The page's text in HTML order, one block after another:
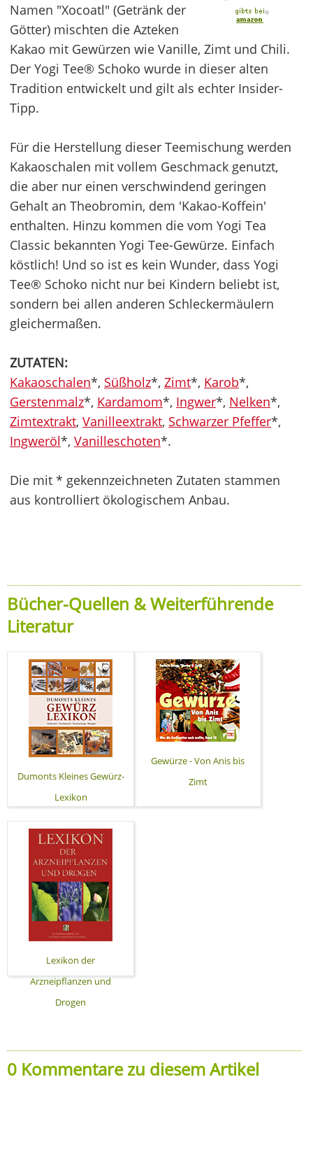
*
Namen "Xocoatl" (Getränk der
Götter) mischten die Azteken
Kakao mit Gewürzen wie Vanille, Zimt und Chili.
Der Yogi Tee® Schoko wurde in dieser alten
Tradition entwickelt und gilt als echter Insider-
Tipp.
Für die Herstellung dieser Teemischung werden
Kakaoschalen mit vollem Geschmack genutzt,
die aber nur einen verschwindend geringen
Gehalt an Theobromin, dem 'Kakao-Koffein'
enthalten. Hinzu kommen die vom Yogi Tea
Classic bekannten Yogi Tee-Gewürze. Einfach
köstlich! Und so ist es kein Wunder, dass Yogi
Tee® Schoko nicht nur bei Kindern beliebt ist,
sondern bei allen anderen Schleckermäulern
gleichermaßen.
ZUTATEN:
Kakaoschalen*, Süßholz*, Zimt*, Karob*,
Gerstenmalz*, Kardamom*, Ingwer*, Nelken*,
Zimtextrakt, Vanilleextrakt, Schwarzer Pfeffer*,
Ingweröl*, Vanilleschoten*.
Die mit * gekennzeichneten Zutaten stammen
aus kontrolliert ökologischem Anbau.
Bücher-Quellen & Weiterführende
Literatur
Dumonts Kleines Gewürz-
Lexikon
Gewürze - Von Anis bis
Zimt
Lexikon der
Arzneipflanzen und
Drogen
0 Kommentare zu diesem Artikel